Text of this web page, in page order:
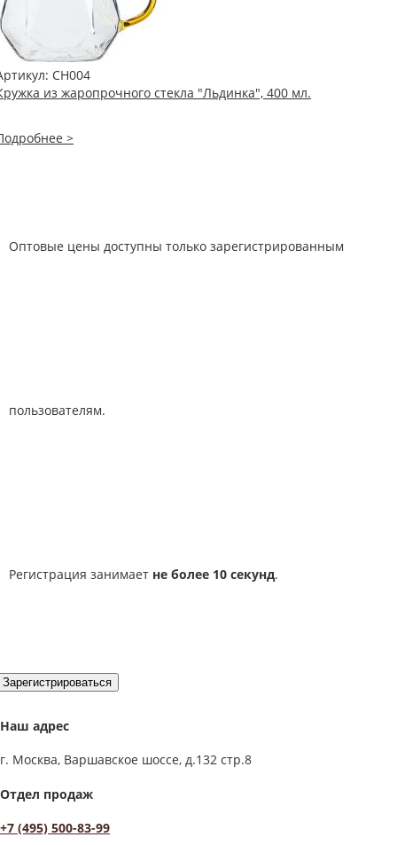
CH004
из жаропрочного стекла "Льдинка", 400 мл.
>
Оптовые цены доступны только зарегистрированным
пользователям.
Регистрация занимает не более 10 секунд.
Зарегистрироваться
Наш адрес
г. Москва, Варшавское шоссе, д.132 стр.8
Отдел продаж
+7 (495) 500-83-99